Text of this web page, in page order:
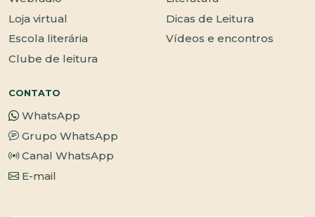
Loja virtual
Escola literária
Clube de leitura
Dicas de Leitura
Vídeos e encontros
CONTATO
WhatsApp
Grupo WhatsApp
Canal WhatsApp
E-mail